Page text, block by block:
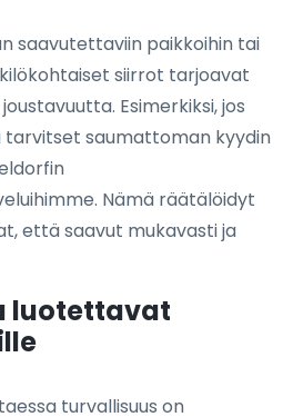
saavutettaviin paikkoihin tai
siirrot tarjoavat
Esimerkiksi, jos
tarvitset saumattoman kyydin
Nämä räätälöidyt
että saavut mukavasti ja
luotettavat
turvallisuus on